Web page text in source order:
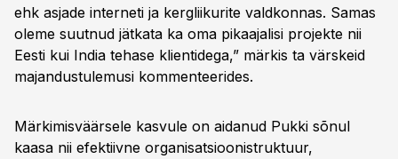
ehk asjade interneti ja kergliikurite valdkonnas. Samas
oleme suutnud jätkata ka oma pikaajalisi projekte nii
Eesti kui India tehase klientidega,” märkis ta värskeid
majandustulemusi kommenteerides.
Märkimisväärsele kasvule on aidanud Pukki sõnul
kaasa nii efektiivne organisatsioonistruktuur,